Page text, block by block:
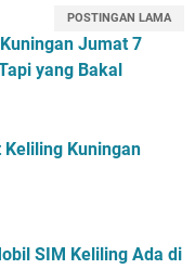
POSTINGAN LAMA
Jumat 7
yang Bakal
Keliling Kuningan
SIM Keliling Ada di